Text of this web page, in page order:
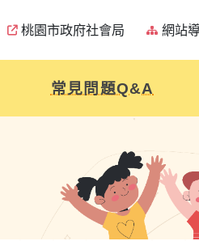
桃園市政府社會局 網站
常見問題Q&A